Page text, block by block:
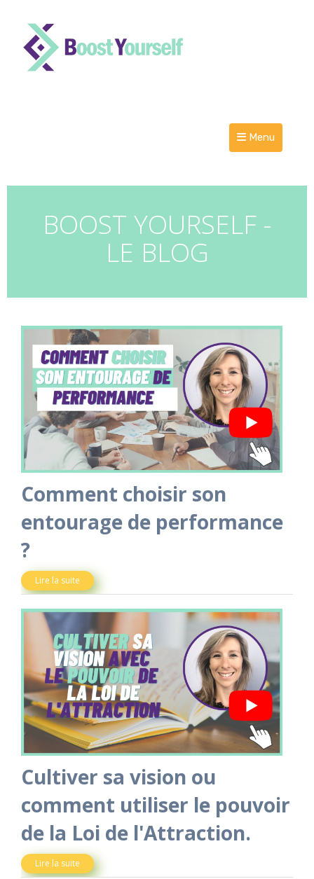
Menu
BOOST YOURSELF -
LE BLOG
Comment choisir son
entourage de performance
?
Lire la suite
Cultiver sa vision ou
comment utiliser le pouvoir
de la Loi de l'Attraction.
Lire la suite